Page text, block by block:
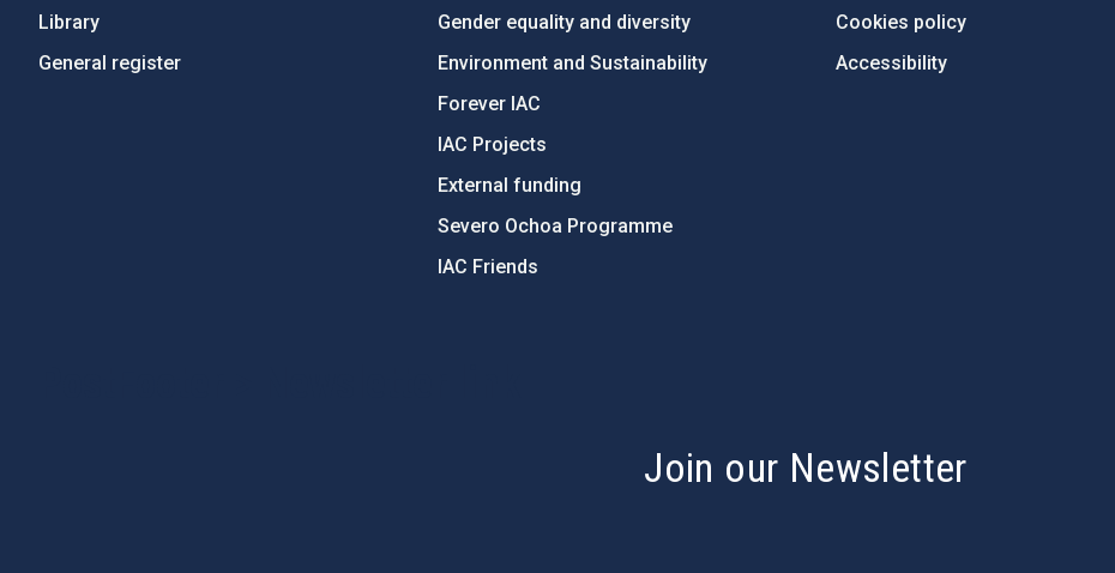
Library
General register
Gender equality and diversity
Environment and Sustainability
Forever IAC
IAC Projects
External funding
Severo Ochoa Programme
IAC Friends
Cookies policy
Accessibility
Join our Newsletter